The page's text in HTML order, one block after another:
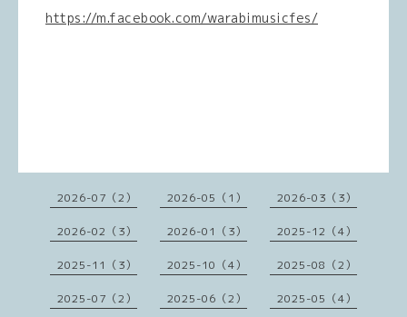
https://m.facebook.com/warabimusicfes/
2026-07（2） 2026-05（1） 2026-03（3）
2026-02（3） 2026-01（3） 2025-12（4）
2025-11（3） 2025-10（4） 2025-08（2）
2025-07（2） 2025-06（2） 2025-05（4）